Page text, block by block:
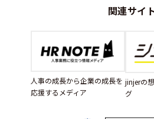
関連サイ
人事の成長から企業の成長を
応援するメディア
jinjerの
グ